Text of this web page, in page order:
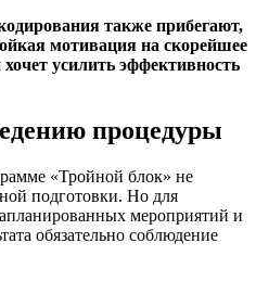
также прибегают,
мотивация на скорейшее
усилить эффективность
процедуры
«Тройной блок» не
подготовки. Но для
мероприятий и
обязательно соблюдение